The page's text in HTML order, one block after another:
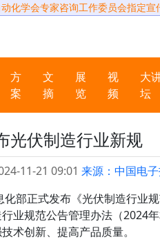
化学会专家咨询工作委员会指定宣
方
案
文
摘
展
览
视
频
大
坛
光伏制造行业新规
11-21 09:01 来源：中国电
部正式发布《光伏制造行业
业规范公告管理办法（2024
术创新、提高产品质量。